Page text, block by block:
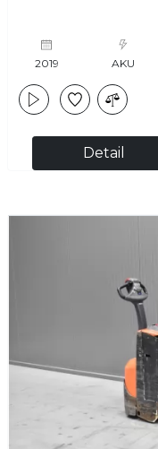
2019 AKU
Detail